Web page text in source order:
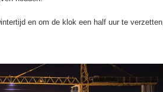
en om de klok een half uur te verzetten,